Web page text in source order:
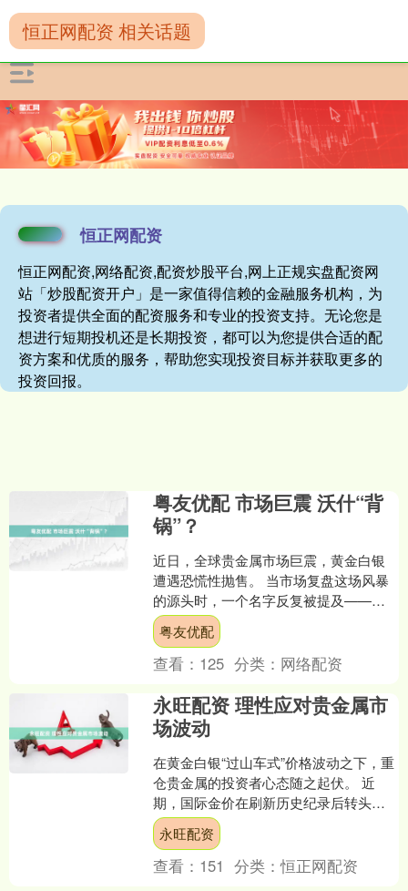
恒正网配资
恒正网配资,网络配资,配资炒股平台,网上正规实盘配资网
站「炒股配资开户」是一家值得信赖的金融服务机构，为
投资者提供全面的配资服务和专业的投资支持。无论您是
想进行短期投机还是长期投资，都可以为您提供合适的配
资方案和优质的服务，帮助您实现投资目标并获取更多的
投资回报。
恒正网配资 相关话题
粤友优配 市场巨震 沃什“背
锅”？
近日，全球贵金属市场巨震，黄金白银
遭遇恐慌性抛售。 当市场复盘这场风暴
的源头时，一个名字反复被提及——凯
文·沃什。据新华社报道，当地时间1月30
日美联储前理事凯....
粤友优配
查看： 125 分类： 网络配资
永旺配资 理性应对贵金属市
场波动
在黄金白银“过山车式”价格波动之下，重
仓贵金属的投资者心态随之起伏。 近
期，国际金价在刷新历史纪录后转头向
下，白银则更是处于巨震的中心。眼
下，避险资产罕见展现出....
永旺配资
查看： 151 分类：恒正网配资